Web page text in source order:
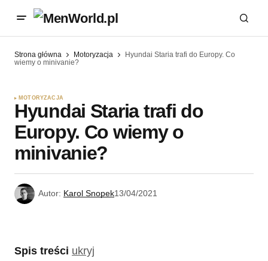
Strona główna Motoryzacja
Hyundai Staria trafi do Europy. Co
wiemy o minivanie?
MOTORYZACJA
Hyundai Staria trafi do
Europy. Co wiemy o
minivanie?
Autor: Karol Snopek13/04/2021
Spis treści ukryj